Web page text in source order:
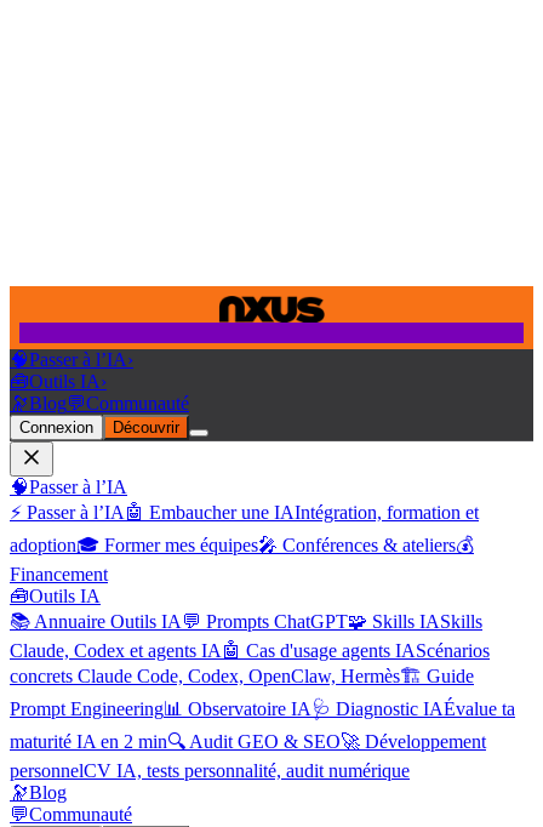
🧠Passer à l’IA›
🧰Outils IA›
🔭Blog💬Communauté
Connexion Découvrir
🧠Passer à l’IA
⚡ Passer à l’IA 🤖 Embaucher une IAIntégration, formation et
adoption🎓 Former mes équipes🎤 Conférences & ateliers💰
Financement
🧰Outils IA
📚 Annuaire Outils IA 💬 Prompts ChatGPT🧩 Skills IASkills
Claude, Codex et agents IA 🤖 Cas d'usage agents IAScénarios
concrets Claude Code, Codex, OpenClaw, Hermès🏗️ Guide
Prompt Engineering📊 Observatoire IA 🩺 Diagnostic IAÉvalue ta
maturité IA en 2 min🔍 Audit GEO & SEO🚀 Développement
personnelCV IA, tests personnalité, audit numérique
🔭Blog
💬Communauté